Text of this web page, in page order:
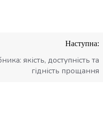
Наступна:
якість, доступність та
гідність прощання